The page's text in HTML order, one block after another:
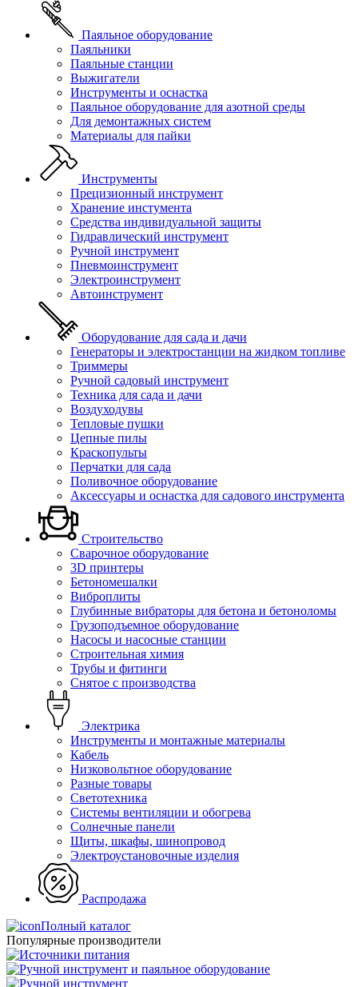
Паяльное оборудование
Паяльники
Паяльные станции
Выжигатели
Инструменты и оснастка
Паяльное оборудование для азотной среды
Для демонтажных систем
Материалы для пайки
Инструменты
Прецизионный инструмент
Хранение инстумента
Средства индивидуальной защиты
Гидравлический инструмент
Ручной инструмент
Пневмоинструмент
Электроинструмент
Автоинструмент
Оборудование для сада и дачи
Генераторы и электростанции на жидком топливе
Триммеры
Ручной садовый инструмент
Техника для сада и дачи
Воздуходувы
Тепловые пушки
Цепные пилы
Краскопульты
Перчатки для сада
Поливочное оборудование
Аксессуары и оснастка для садового инструмента
Строительство
Сварочное оборудование
3D принтеры
Бетономешалки
Виброплиты
Глубинные вибраторы для бетона и бетоноломы
Грузоподъемное оборудование
Насосы и насосные станции
Строительная химия
Трубы и фитинги
Снятое с производства
Электрика
Инструменты и монтажные материалы
Кабель
Низковольтное оборудование
Разные товары
Светотехника
Системы вентиляции и обогрева
Солнечные панели
Щиты, шкафы, шинопровод
Электроустановочные изделия
Распродажа
Полный каталог
Популярные производители